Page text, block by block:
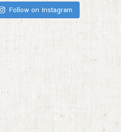
Follow on Instagram